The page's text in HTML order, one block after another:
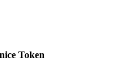
Token